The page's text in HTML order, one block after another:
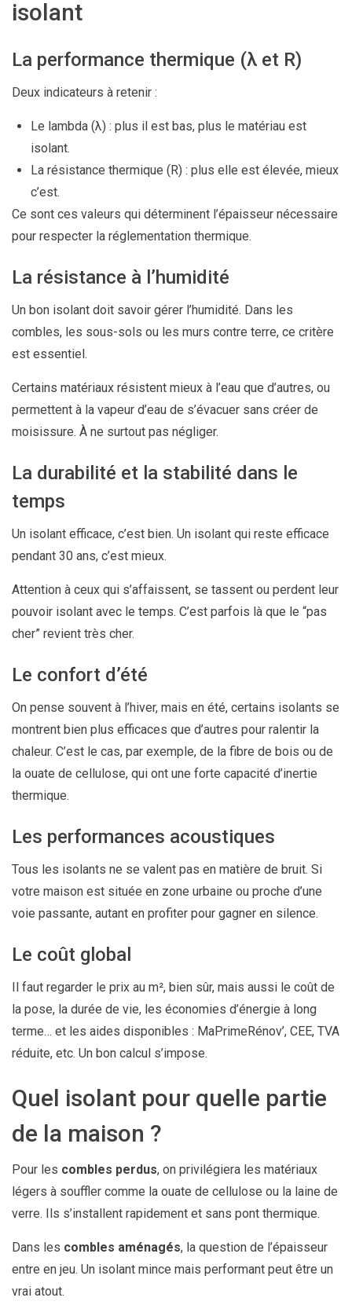
isolant
La performance thermique (λ et R)
Deux indicateurs à retenir :
Le lambda (λ) : plus il est bas, plus le matériau est
isolant.
La résistance thermique (R) : plus elle est élevée, mieux
c’est.
Ce sont ces valeurs qui déterminent l’épaisseur nécessaire
pour respecter la réglementation thermique.
La résistance à l’humidité
Un bon isolant doit savoir gérer l’humidité. Dans les
combles, les sous-sols ou les murs contre terre, ce critère
est essentiel.
Certains matériaux résistent mieux à l’eau que d’autres, ou
permettent à la vapeur d’eau de s’évacuer sans créer de
moisissure. À ne surtout pas négliger.
La durabilité et la stabilité dans le
temps
Un isolant efficace, c’est bien. Un isolant qui reste efficace
pendant 30 ans, c’est mieux.
Attention à ceux qui s’affaissent, se tassent ou perdent leur
pouvoir isolant avec le temps. C’est parfois là que le “pas
cher” revient très cher.
Le confort d’été
On pense souvent à l’hiver, mais en été, certains isolants se
montrent bien plus efficaces que d’autres pour ralentir la
chaleur. C’est le cas, par exemple, de la fibre de bois ou de
la ouate de cellulose, qui ont une forte capacité d’inertie
thermique.
Les performances acoustiques
Tous les isolants ne se valent pas en matière de bruit. Si
votre maison est située en zone urbaine ou proche d’une
voie passante, autant en profiter pour gagner en silence.
Le coût global
Il faut regarder le prix au m², bien sûr, mais aussi le coût de
la pose, la durée de vie, les économies d’énergie à long
terme… et les aides disponibles : MaPrimeRénov’, CEE, TVA
réduite, etc. Un bon calcul s’impose.
Quel isolant pour quelle partie
de la maison ?
Pour les combles perdus, on privilégiera les matériaux
légers à souffler comme la ouate de cellulose ou la laine de
verre. Ils s’installent rapidement et sans pont thermique.
Dans les combles aménagés, la question de l’épaisseur
entre en jeu. Un isolant mince mais performant peut être un
vrai atout.